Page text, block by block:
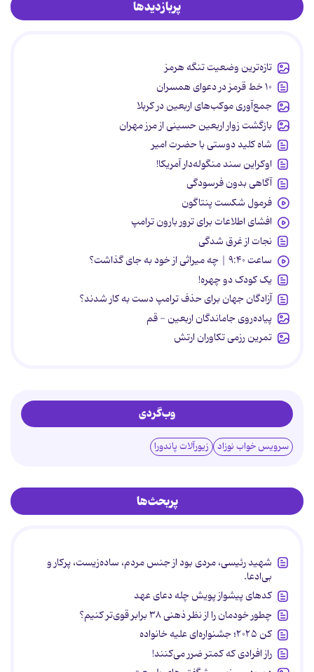
پربازدیدها
تازه‌ترین وضعیت تنگه هرمز
۱۰ خط قرمز در دعوای همسران
جمع‌آوری موکب‌های اربعین در کربلا
بازگشت زوار اربعین حسینی از مرز مهران
شاه کلید دوستی با حضرت امیر
اوکراین سند منگوله‌دار آمریکا!
آگاهی بدون فرسودگی
فرمول شکست پنتاگون
افشای اطلاعات برای ترور بارون ترامپ
نجات از غرق شدگی
ساعت ۹:۴۰ | چه میراثی از خود به جای گذاشت؟
یک کودک دو چهره!
آزادگان جهان برای حذف ترامپ دست به کار شدند؟
پیاده‌روی جاماندگان اربعین - قم
تمرین رزمی تکاوران ارتش
وب‌گردی
سرویس خواب نوزاد زیورآلات پاندورا
پربحث‌ها
شهید رئیسی، مردی بود از جنس مردم، ساده‌زیست، پرکار و
بی‌ادعا.
کدهای پیشواز پویش چله دعای عهد
چطور خودمان را از نظر ذهنی ۳۸ برابر قوی‌تر کنیم؟
کن ۲۰۲۵؛ جشنواره‌ای علیه خانواده
راز افرادی که کمتر ضرر می‌کنند!